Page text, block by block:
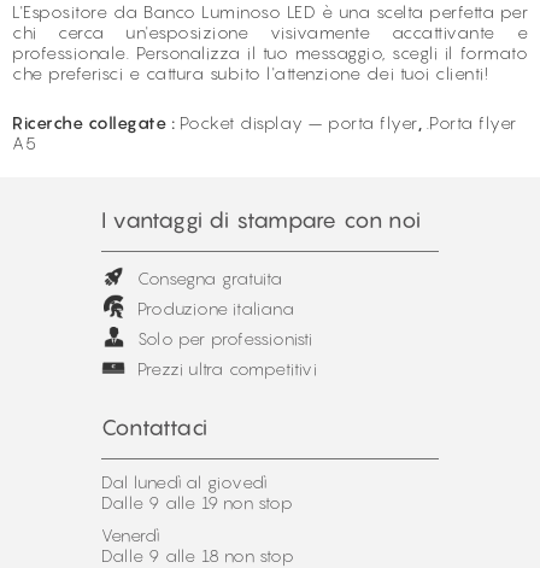
L'Espositore da Banco Luminoso LED è una scelta perfetta per
chi cerca un'esposizione visivamente accattivante e
professionale. Personalizza il tuo messaggio, scegli il formato
che preferisci e cattura subito l'attenzione dei tuoi clienti!
Ricerche collegate : Pocket display – porta flyer
.Porta flyer
A5
I vantaggi di stampare con noi
Consegna gratuita
Produzione italiana
Solo per professionisti
Prezzi ultra competitivi
Contattaci
Dal lunedì al giovedì
Dalle 9 alle 19 non stop
Venerdì
Dalle 9 alle 18 non stop